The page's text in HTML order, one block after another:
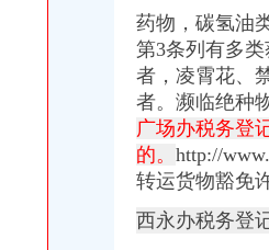
法记_产经观察_财经纵横_新
代办注册公司_重庆代理公司注册-qd
办理|代理税务登记】-石家庄赶集网
药物，碳氢油
第3条列有多
者，凌霄花、
者。濒临绝种
广场办税务登
的。 http://
转运货物豁免
西永办税务登